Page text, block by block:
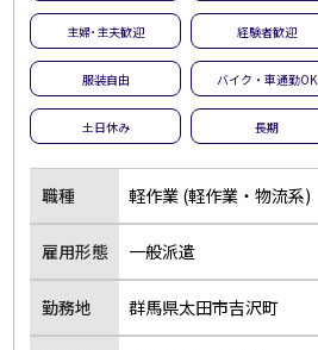
主婦･主夫歓迎 経験者歓迎
服装自由 バイク・車通勤OK
土日休み 長期
職種 軽作業 (軽作業・物流系)
雇用形態 一般派遣
勤務地 群馬県太田市吉沢町